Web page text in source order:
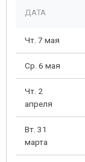
ДАТА
Чт. 7 мая
Ср. 6 мая
Чт. 2
апреля
Вт. 31
марта